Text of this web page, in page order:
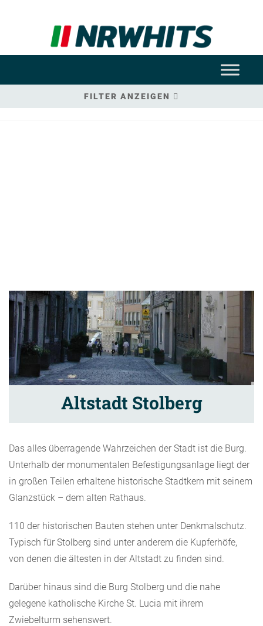
FILTER ANZEIGEN
Altstadt Stolberg
Das alles überragende Wahrzeichen der Stadt ist die Burg.
Unterhalb der monumentalen Befestigungsanlage liegt der
in großen Teilen erhaltene historische Stadtkern mit seinem
Glanzstück – dem alten Rathaus.
110 der historischen Bauten stehen unter Denkmalschutz.
Typisch für Stolberg sind unter anderem die Kupferhöfe,
von denen die ältesten in der Altstadt zu finden sind.
Darüber hinaus sind die Burg Stolberg und die nahe
gelegene katholische Kirche St. Lucia mit ihrem
Zwiebelturm sehenswert.